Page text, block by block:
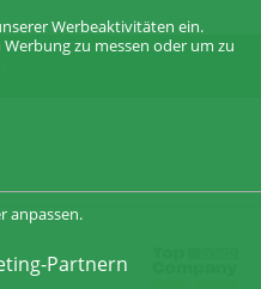
Werbeaktivitäten ein.
zu messen oder um zu
anpassen.
Partnern